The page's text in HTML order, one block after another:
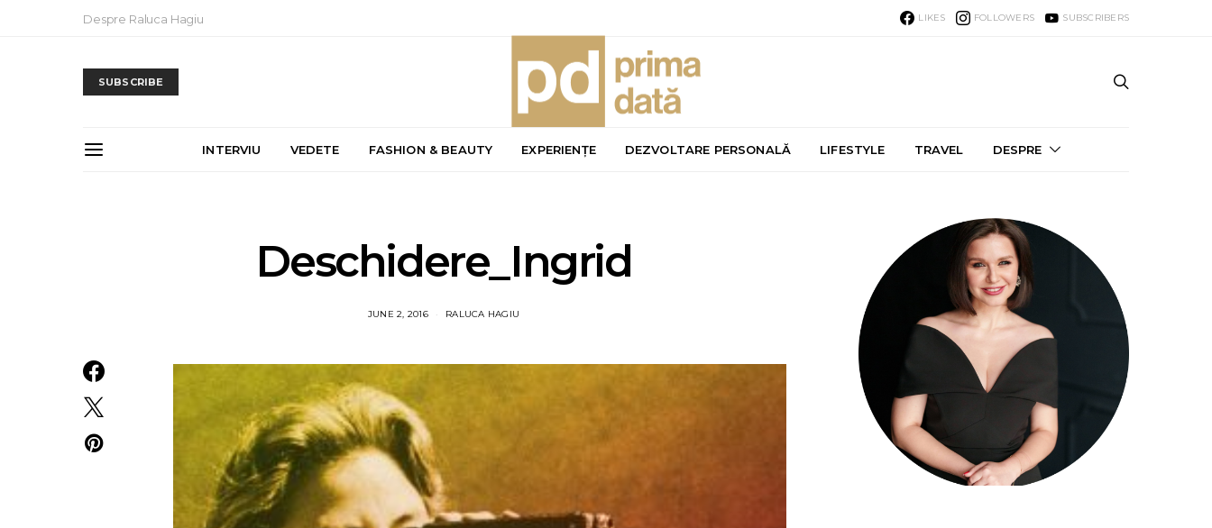
Despre Raluca Hagiu LIKES FOLLOWERS SUBSCRIBERS
SUBSCRIBE
INTERVIU VEDETE FASHION & BEAUTY EXPERIENȚE DEZVOLTARE PERSONALĂ LIFESTYLE TRAVEL DESPRE
Deschidere_Ingrid
JUNE 2, 2016 RALUCA HAGIU